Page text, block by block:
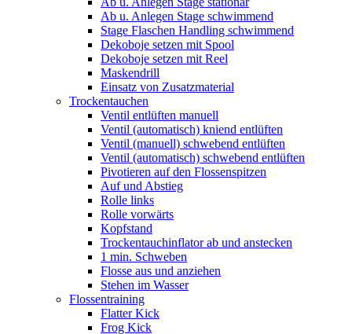
Ab u. Anlegen Stage schwimmend
Stage Flaschen Handling schwimmend
Dekoboje setzen mit Spool
Dekoboje setzen mit Reel
Maskendrill
Einsatz von Zusatzmaterial
Trockentauchen
Ventil entlüften manuell
Ventil (automatisch) kniend entlüften
Ventil (manuell) schwebend entlüften
Ventil (automatisch) schwebend entlüften
Pivotieren auf den Flossenspitzen
Auf und Abstieg
Rolle links
Rolle vorwärts
Kopfstand
Trockentauchinflator ab und anstecken
1 min. Schweben
Flosse aus und anziehen
Stehen im Wasser
Flossentraining
Flatter Kick
Frog Kick